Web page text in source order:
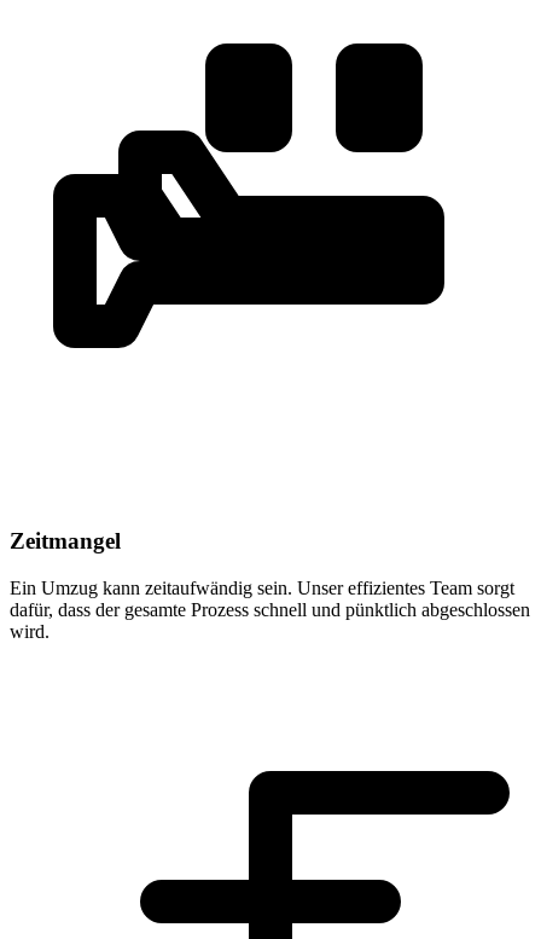
Zeitmangel
Ein Umzug kann zeitaufwändig sein. Unser effizientes Team sorgt
dafür, dass der gesamte Prozess schnell und pünktlich abgeschlossen
wird.